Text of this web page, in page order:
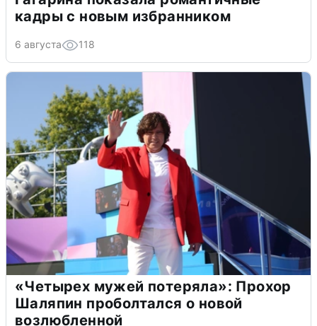
кадры с новым избранником
6 августа 118
«Четырех мужей потеряла»: Прохор
Шаляпин проболтался о новой
возлюбленной